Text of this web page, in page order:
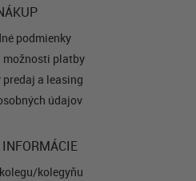
podmienky
možnosti platby
a leasing
údajov
kolegyňu